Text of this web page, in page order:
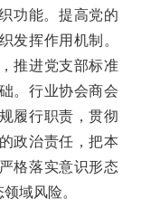
功能。提高党的
发挥作用机制。
推进党支部标准
。行业协会商会
履行职责，贯彻
政治责任，把本
格落实意识形态
域风险。